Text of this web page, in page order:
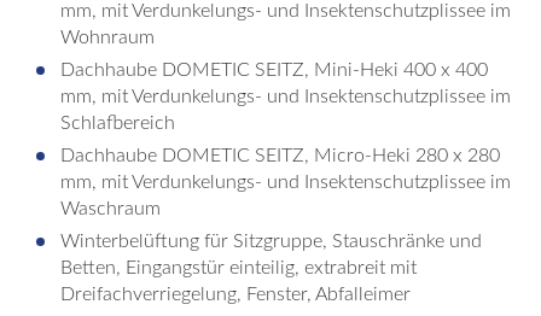
mm, mit Verdunkelungs- und Insektenschutzplissee im
Wohnraum
Dachhaube DOMETIC SEITZ, Mini-Heki 400 x 400
mm, mit Verdunkelungs- und Insektenschutzplissee im
Schlafbereich
Dachhaube DOMETIC SEITZ, Micro-Heki 280 x 280
mm, mit Verdunkelungs- und Insektenschutzplissee im
Waschraum
Winterbelüftung für Sitzgruppe, Stauschränke und
Betten, Eingangstür einteilig, extrabreit mit
Dreifachverriegelung, Fenster, Abfalleimer